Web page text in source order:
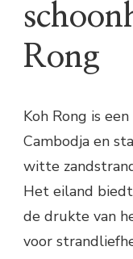
Rong
Koh Rong is
Cambodja en
witte
Het eiland
de drukte van
voor